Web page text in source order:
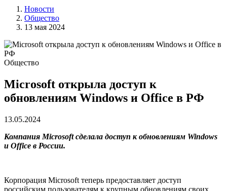
Новости
Общество
13 мая 2024
Общество
Microsoft открыла доступ к
обновлениям Windows и Office в РФ
13.05.2024
Компания Microsoft сделала доступ к обновлениям Windows
и Office в России.
Корпорация Microsoft теперь предоставляет доступ
российским пользователям к крупным обновлениям своих